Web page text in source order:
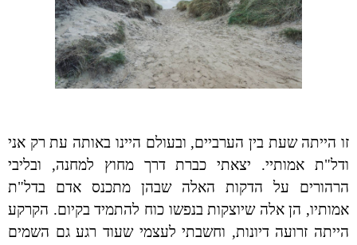
זו הייתה שעת בין הערביים, ובעולם היינו באותה עת רק אני
ודל"ת אמותיי. יצאתי כברת דרך מחוץ למחנה, ובליבי
הרהורים על הדקות האלה שבהן מתכנס אדם בדל"ת
אמותיו, הן אלה שיוצקות בנפשו כוח להתמיד בקיום. הקרקע
הייתה זרועה דיונות, וחשבתי לעצמי שעוד רגע גם השמים